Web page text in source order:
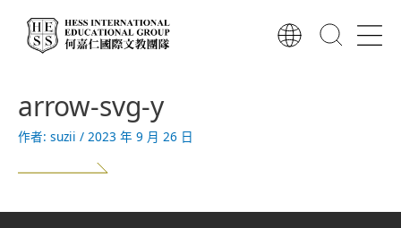
arrow-svg-y
作者: suzii / 2023 年 9 月 26 日